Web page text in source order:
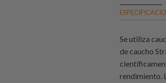
Se utiliza
de caucho
rendimiento.